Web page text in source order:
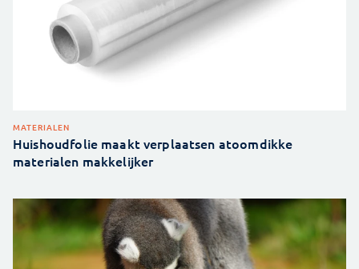
MATERIALEN
Huishoudfolie maakt verplaatsen atoomdikke
materialen makkelijker